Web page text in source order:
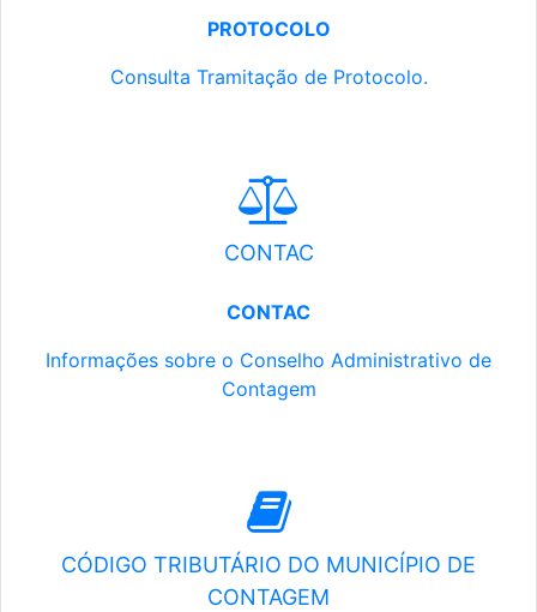
PROTOCOLO
Consulta Tramitação de Protocolo.
CONTAC
CONTAC
Informações sobre o Conselho Administrativo de
Contagem
CÓDIGO TRIBUTÁRIO DO MUNICÍPIO DE
CONTAGEM